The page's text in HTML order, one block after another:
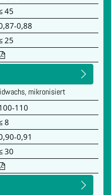
45
0,88
25
mikronisiert
110
8
0,91
30